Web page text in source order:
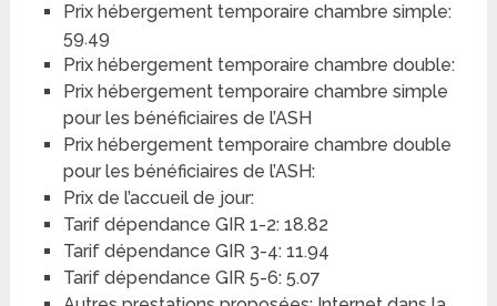
Prix hébergement temporaire chambre simple:
59.49
Prix hébergement temporaire chambre double:
Prix hébergement temporaire chambre simple
pour les bénéficiaires de l’ASH
Prix hébergement temporaire chambre double
pour les bénéficiaires de l’ASH:
Prix de l’accueil de jour:
Tarif dépendance GIR 1-2: 18.82
Tarif dépendance GIR 3-4: 11.94
Tarif dépendance GIR 5-6: 5.07